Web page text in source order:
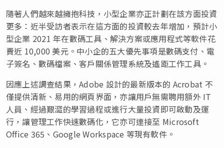
隨著人們越來越擁抱科技，小型企業亦正計劃在該方面投資
更多：近半受訪者表示在這方面的投資較去年增加，預計小
型企業 2021 年在數碼工具、解決方案或應用程式等軟件花
費近 10,000 美元。中小企的五大優先事項是數碼支付、電
子簽名、數碼檔案、客戶關係管理系統及遙距工作工具。
因應上述調查結果，Adobe 設計的最新版本的 Acrobat 不
僅提供清新、易用的網頁界面，亦讓用戶無需聘用額外 IT
人員、經過艱澀的學習過程或進行大量投資即可啟動及運
行，讓管理工作快速數碼化，它亦可連接至 Microsoft
Office 365、Google Workspace 等現有軟件。